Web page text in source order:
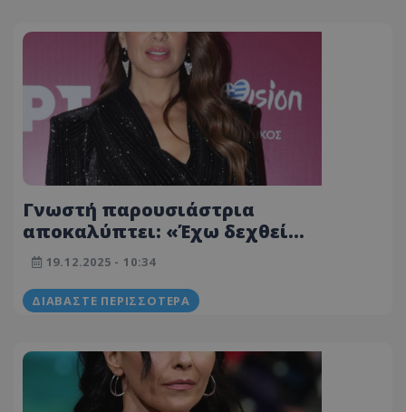
Γνωστή παρουσιάστρια
αποκαλύπτει: «Έχω δεχθεί
σεξουαλική παρενόχληση, δεν
βρήκα τη δύναμη να τον
καταγγείλω»
19.12.2025 - 10:34
ΔΙΑΒΆΣΤΕ ΠΕΡΙΣΣΌΤΕΡΑ